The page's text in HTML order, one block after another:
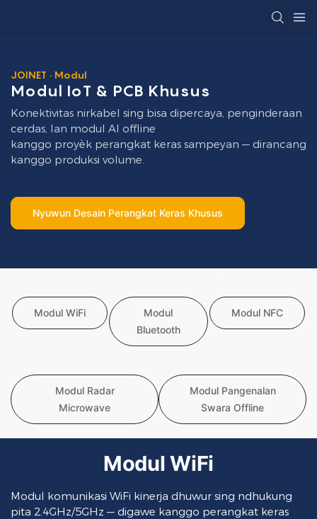
JOINET · Modul
Modul IoT & PCB Khusus
Konektivitas nirkabel sing bisa dipercaya, penginderaan
cerdas, lan modul AI offline
kanggo proyèk perangkat keras sampeyan — dirancang
kanggo produksi volume.
Nyuwun Desain Perangkat Keras Khusus
Modul WiFi
Modul
Bluetooth
Modul NFC
Modul Radar
Microwave
Modul Pangenalan
Swara Offline
Modul WiFi
Modul komunikasi WiFi kinerja dhuwur sing ndhukung
pita 2.4GHz/5GHz — digawe kanggo perangkat keras